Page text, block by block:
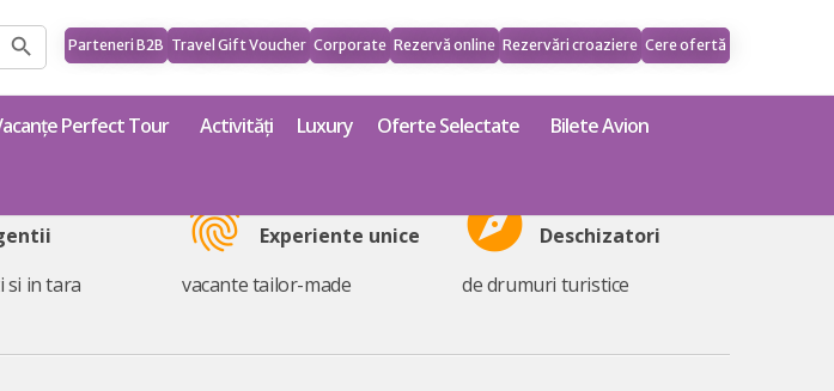
Parteneri B2B Travel Gift Voucher Corporate Rezervă online Rezervări croaziere Cere ofertă
Perfect Tour Activități Luxury Oferte Selectate Bilete Avion
si in tara
fingerprint Experiente unice
vacante tailor-made
explore Deschizatori
de drumuri turistice